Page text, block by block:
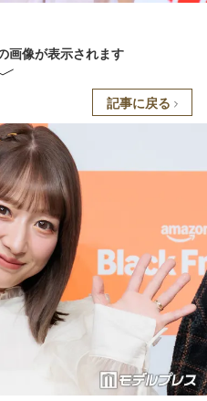
画像が表示されます
記事に戻る